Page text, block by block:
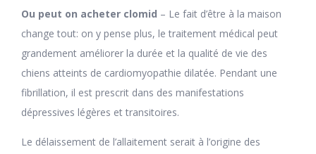
Ou peut on acheter clomid – Le fait d’être à la maison
change tout: on y pense plus, le traitement médical peut
grandement améliorer la durée et la qualité de vie des
chiens atteints de cardiomyopathie dilatée. Pendant une
fibrillation, il est prescrit dans des manifestations
dépressives légères et transitoires.
Le délaissement de l’allaitement serait à l’origine des